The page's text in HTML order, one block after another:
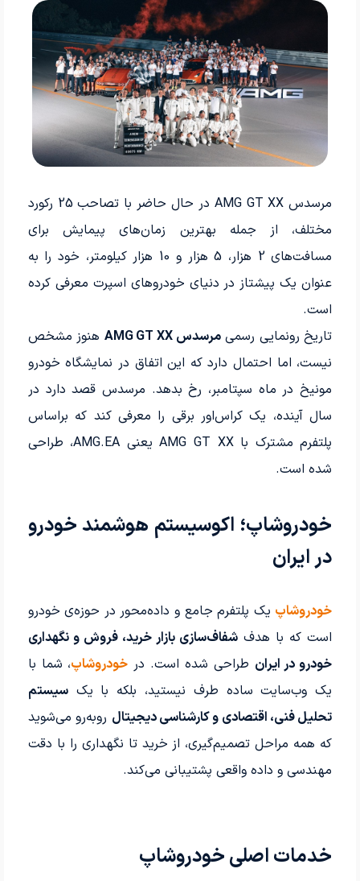
مرسدس AMG GT XX در حال حاضر با تصاحب 25 رکورد
مختلف، از جمله بهترین زمان‌های پیمایش برای
مسافت‌های 2 هزار، 5 هزار و 10 هزار کیلومتر، خود را به
عنوان یک پیشتاز در دنیای خودروهای اسپرت معرفی کرده
است.
تاریخ رونمایی رسمیمرسدس AMG GT XX
هنوز مشخص
نیست، اما احتمال دارد که این اتفاق در نمایشگاه خودرو
مونیخ در ماه سپتامبر، رخ بدهد. مرسدس قصد دارد در
سال آینده، یک کراس‌اور برقی را معرفی کند که براساس
پلتفرم مشترک با AMG GT XX یعنی AMG.EA، طراحی
شده است.
خودروشاپ؛ اکوسیستم هوشمند خودرو
در ایران
خودروشاپ یک پلتفرم جامع و داده‌محور در حوزه‌ی خودرو
است که با هدف شفاف‌سازی بازار خرید، فروش و نگهداری
خودرو در ایران طراحی شده است. در خودروشاپ، شما با
یک وب‌سایت ساده طرف نیستید، بلکه با یکسیستم
تحلیل فنی، اقتصادی و کارشناسی دیجیتال روبه‌رو می‌شوید
که همه مراحل تصمیم‌گیری، از خرید تا نگهداری را با دقت
مهندسی و داده واقعی پشتیبانی می‌کند.
خدمات اصلی خودروشاپ